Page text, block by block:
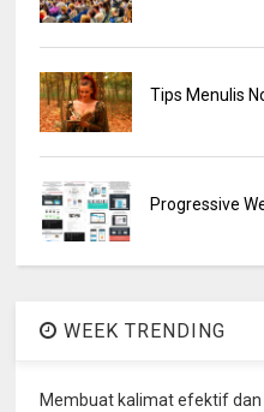
Tips Menulis
Progressive
WEEK TRENDING
Membuat kalimat efektif dan